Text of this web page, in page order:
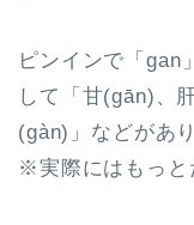
ピンインで「gan
して「甘(gān)、
(gàn)」などがあ
※実際にはもっと